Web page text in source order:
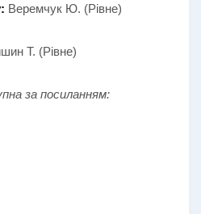
Веремчук Ю. (Рівне)
Т. (Рівне)
за посиланням: